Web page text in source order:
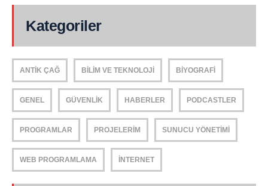
Kategoriler
ANTIK ÇAĞ BILIM VE TEKNOLOJI BIYOGRAFI
GENEL GÜVENLIK HABERLER PODCASTLER
PROGRAMLAR PROJELERIM SUNUCU YÖNETIMI
WEB PROGRAMLAMA İNTERNET